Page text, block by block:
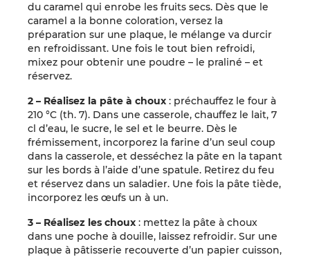
du caramel qui enrobe les fruits secs. Dès que le
caramel a la bonne coloration, versez la
préparation sur une plaque, le mélange va durcir
en refroidissant. Une fois le tout bien refroidi,
mixez pour obtenir une poudre – le praliné – et
réservez.
2 – Réalisez la pâte à choux : préchauffez le four à
210 °C (th. 7). Dans une casserole, chauffez le lait, 7
cl d’eau, le sucre, le sel et le beurre. Dès le
frémissement, incorporez la farine d’un seul coup
dans la casserole, et desséchez la pâte en la tapant
sur les bords à l’aide d’une spatule. Retirez du feu
et réservez dans un saladier. Une fois la pâte tiède,
incorporez les œufs un à un.
3 – Réalisez les choux : mettez la pâte à choux
dans une poche à douille, laissez refroidir. Sur une
plaque à pâtisserie recouverte d’un papier cuisson,